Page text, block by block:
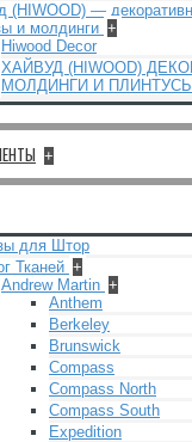
(HIWOOD) —
и молдинги +
Hiwood Decor
ХАЙВУД (HIWOOD)
МОЛДИНГИ И ПЛИНТУСЫ
+
для Штор
Тканей +
Andrew Martin +
Anthem
Berkeley
Brunswick
Compass
Compass North
Compass South
Expedition